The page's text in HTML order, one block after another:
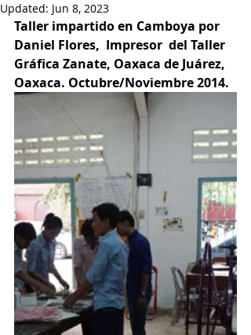
Updated: Jun 8, 2023
Taller impartido en Camboya por
Daniel Flores,  Impresor  del Taller
Gráfica Zanate, Oaxaca de Juárez,
Oaxaca. Octubre/Noviembre 2014.